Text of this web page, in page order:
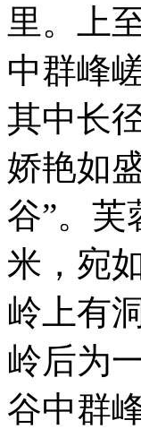
里。上
中群峰
其中长
娇艳如
谷”。芙
米，宛
岭上有
岭后为
谷中群